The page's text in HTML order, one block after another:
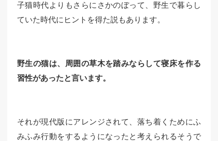
子猫時代よりもさらにさかのぼって、野生で暮らし
ていた時代にヒントを得た説もあります。
野生の猫は、周囲の草木を踏みならして寝床を作る
習性があったと言います。
それが現代版にアレンジされて、落ち着くためにふ
みふみ行動をするようになったと考えられるそうで